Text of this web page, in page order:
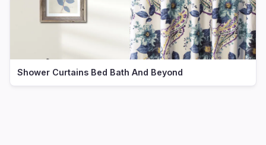
Shower Curtains Bed Bath And Beyond